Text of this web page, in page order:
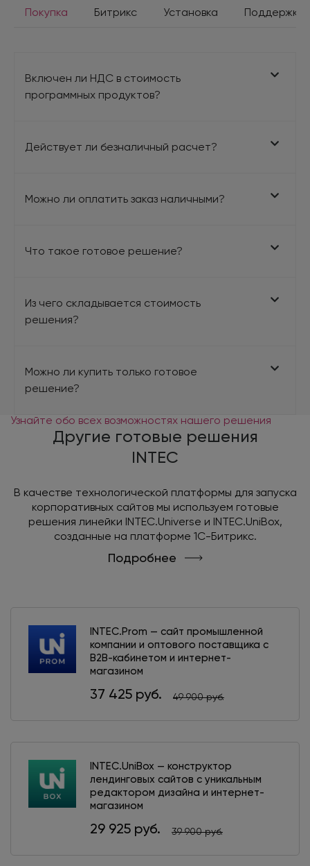
Покупка Битрикс Установка Поддержка
Включен ли НДС в стоимость
программных продуктов?
Действует ли безналичный расчет?
Можно ли оплатить заказ наличными?
Что такое готовое решение?
Из чего складывается стоимость
решения?
Можно ли купить только готовое
решение?
Узнайте обо всех возможностях нашего решения
Другие готовые решения
INTEC
В качестве технологической платформы для запуска
корпоративных сайтов мы используем готовые
решения линейки INTEC.Universe и INTEC.UniBox,
созданные на платформе 1С-Битрикс.
Подробнее
INTEC.Prom — сайт промышленной
компании и оптового поставщика с
B2B-кабинетом и интернет-
магазином
37 425 руб. 49 900 руб.
INTEC.UniBox — конструктор
лендинговых сайтов с уникальным
редактором дизайна и интернет-
магазином
29 925 руб. 39 900 руб.